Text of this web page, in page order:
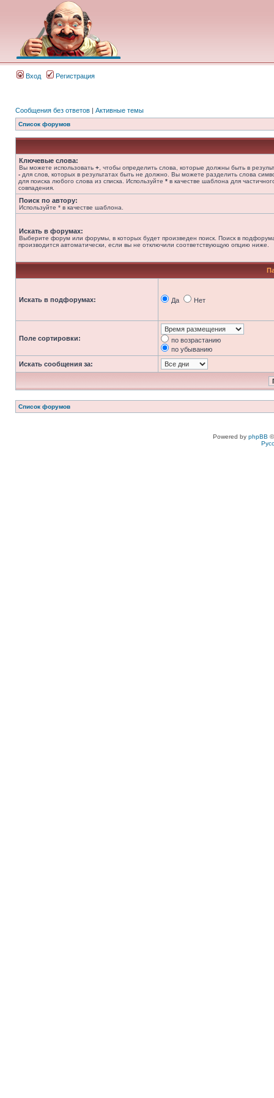
Вход Регистрация
Сообщения без ответов | Активные темы
Список форумов
Ключевые слова:
Вы можете использовать + , чтобы определить слова, которые должны быть в
- для слов, которых в результатах быть не должно. Вы можете разделить слова
для поиска любого слова из списка. Используйте * в качестве шаблона для
совпадения.
Поиск по автору:
Используйте * в качестве шаблона.
Искать в форумах:
Выберите форум или форумы, в которых будет произведен поиск. Поиск в
производится автоматически, если вы не отключили соответствующую опцию ниже.
Искать в подфорумах: Да Нет
Поле сортировки:
по возрастанию
по убыванию
Искать сообщения за:
Список форумов
Powered by phpBB